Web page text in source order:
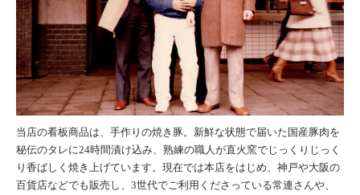
当店の看板商品は、手作りの焼き豚。新鮮な状態で届いた国産豚肉を
秘伝のタレに24時間漬け込み、熟練の職人が直火窯でじっくりじっく
り香ばしく焼き上げています。現在では本店をはじめ、神戸や大阪の
百貨店などでも販売し、3世代でご利用くださっている常連さんや、